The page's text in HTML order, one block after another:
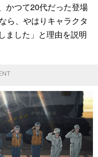
かつて20代だった登場
ら、やはりキャラクタ
ました」と理由を説明